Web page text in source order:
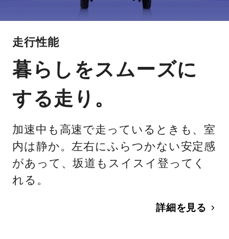
走行性能
暮らしをスムーズに
する走り。
加速中も高速で走っているときも、室
内は静か。左右にふらつかない安定感
があって、坂道もスイスイ登ってく
れる。
詳細を見る